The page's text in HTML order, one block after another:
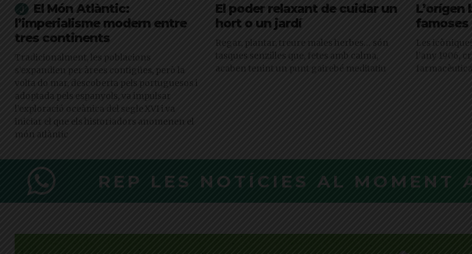
El Món Atlàntic:
l’imperialisme modern entre
tres continents
Tradicionalment, les poblacions
s’expandien per àrees contigües, però la
volta do mar, descoberta pels portuguesos i
adoptada pels espanyols, va impulsar
l’exploració oceànica del segle XVI i va
iniciar el que els historiadors anomenen el
món atlàntic
El poder relaxant de cuidar un
hort o un jardí
Regar, plantar, treure males herbes… són
tasques senzilles que, fetes amb calma,
acaben tenint un punt gairebé meditatiu
L’orígen
famoses
Les
l’any 1906,
farmacèutica
REP LES NOTÍCIES AL MOMENT